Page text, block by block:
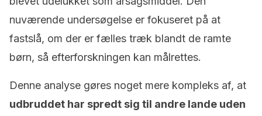
nuværende undersøgelse er fokuseret på at
fastslå, om der er fælles træk blandt de ramte
børn, så efterforskningen kan målrettes.
Denne analyse gøres noget mere kompleks af, at
udbruddet har spredt sig til andre lande uden